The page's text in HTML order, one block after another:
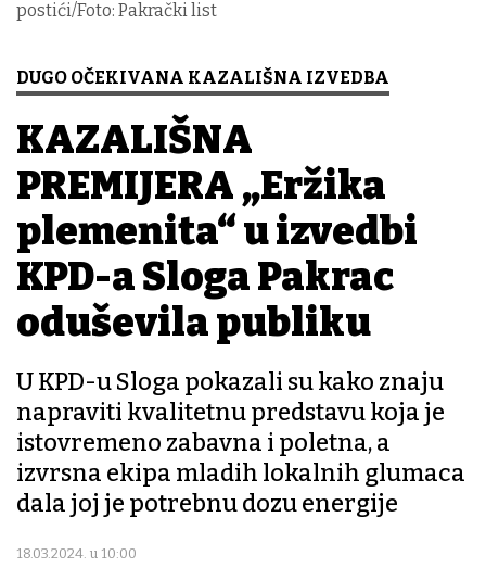
postići/Foto: Pakrački list
DUGO OČEKIVANA KAZALIŠNA IZVEDBA
KAZALIŠNA
PREMIJERA „Eržika
plemenita“ u izvedbi
KPD-a Sloga Pakrac
oduševila publiku
U KPD-u Sloga pokazali su kako znaju
napraviti kvalitetnu predstavu koja je
istovremeno zabavna i poletna, a
izvrsna ekipa mladih lokalnih glumaca
dala joj je potrebnu dozu energije
18.03.2024. u 10:00